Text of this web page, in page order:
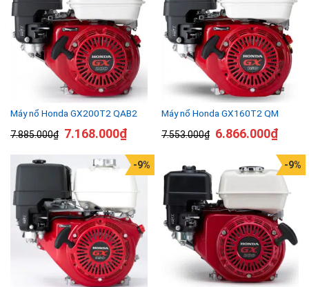
Máy nổ Honda GX200T2 QAB2
7.885.000₫ 7.168.000₫
Máy nổ Honda GX160T2 QM
7.553.000₫ 6.866.000₫
-9% -9%